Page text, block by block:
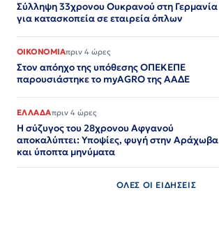
Σύλληψη 33χρονου Ουκρανού στη Γερμανία
για κατασκοπεία σε εταιρεία όπλων
ΟΙΚΟΝΟΜΙΑπριν 4 ώρες
Στον απόηχο της υπόθεσης ΟΠΕΚΕΠΕ
παρουσιάστηκε το myAGRO της ΑΑΔΕ
ΕΛΛΑΔΑπριν 4 ώρες
Η σύζυγος του 28χρονου Αφγανού
αποκαλύπτει: Υποψίες, φυγή στην Αράχωβα
και ύποπτα μηνύματα
ΟΛΕΣ ΟΙ ΕΙΔΗΣΕΙΣ